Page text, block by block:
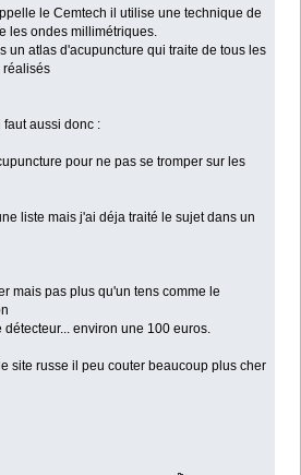
le Cemtech il utilise une technique de
les ondes millimétriques.
un atlas d'acupuncture qui traite de tous les
réalisés
aussi donc :
pour ne pas se tromper sur les
liste mais j'ai déja traité le sujet dans un
mais pas plus qu'un tens comme le
environ une 100 euros.
site russe il peu couter beaucoup plus cher